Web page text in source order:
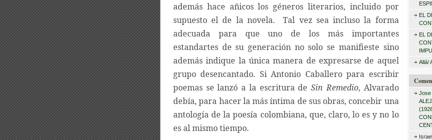
además hace añicos los géneros literarios, incluido por
supuesto el de la novela. Tal vez sea incluso la forma
adecuada para que uno de los más importantes
estandartes de su generación no solo se manifieste sino
además indique la única manera de expresarse de aquel
grupo desencantado. Si Antonio Caballero para escribir
poemas se lanzó a la escritura deSin Remedio, Alvarado
debía, para hacer la más íntima de sus obras, concebir una
antología de la poesía colombiana, que, claro, lo es y no lo
es al mismo tiempo.
r
EL
EL
Allá/
Jose
Israel